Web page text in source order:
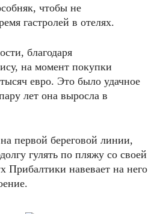
чтобы не
гастролей в отелях.
благодаря
на момент покупки
евро. Это было удачное
лет она выросла в
первой береговой линии,
гулять по пляжу со своей
Прибалтики навевает на него